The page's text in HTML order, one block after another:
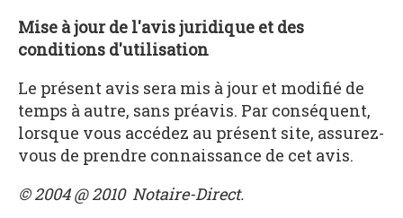
Mise à jour de l'avis juridique et des
conditions d'utilisation
Le présent avis sera mis à jour et modifié de
temps à autre, sans préavis. Par conséquent,
lorsque vous accédez au présent site, assurez-
vous de prendre connaissance de cet avis.
© 2004 @ 2010 Notaire-Direct.